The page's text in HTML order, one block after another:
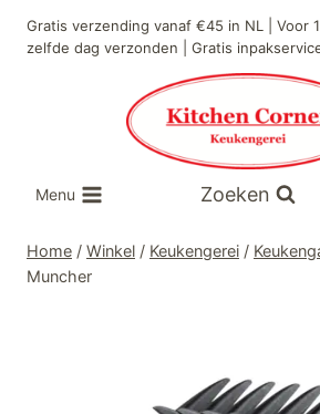
naar
Gratis verzending vanaf €45 in NL | Voor
zelfde dag verzonden | Gratis
Menu Zoeken
Home / Winkel / Keukengerei /
Muncher